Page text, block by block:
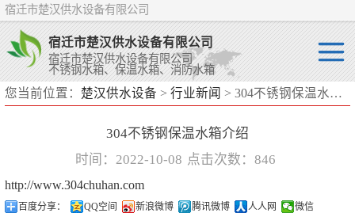
宿迁市楚汉供水设备有限公司
宿迁市楚汉供水设备有限公司
宿迁市楚汉供水设备有限公司
不锈钢水箱、保温水箱、消防水箱
您当前位置： 楚汉供水设备 > 行业新闻 > 304不锈钢保温水箱介绍
304不锈钢保温水箱介绍
时间：2022-10-08 点击次数：846
http://www.304chuhan.com
百度分享： QQ空间 新浪微博 腾讯微博 人人网 微信
不锈钢水箱
消防水箱